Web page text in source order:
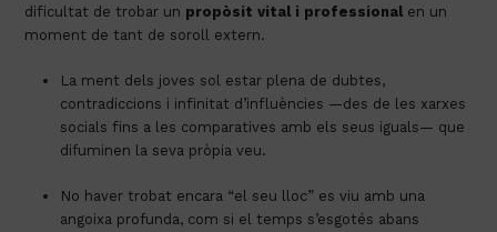
dificultat de trobar un propòsit vital i professional en un
moment de tant de soroll extern.
La ment dels joves sol estar plena de dubtes,
contradiccions i infinitat d’influències —des de les xarxes
socials fins a les comparatives amb els seus iguals— que
difuminen la seva pròpia veu.
No haver trobat encara “el seu lloc” es viu amb una
angoixa profunda, com si el temps s’esgotés abans